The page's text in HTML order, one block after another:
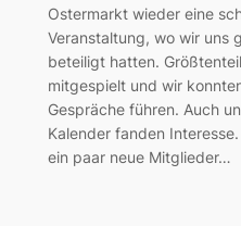
Ostermarkt wieder eine
Veranstaltung, wo wir uns
beteiligt hatten.
mitgespielt und wir
Gespräche führen. Auch
Kalender fanden
ein paar neue Mitglieder…